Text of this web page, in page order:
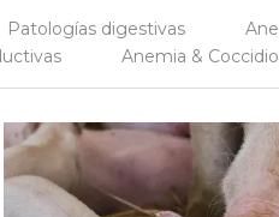
Patologías digestivas
Anemia &